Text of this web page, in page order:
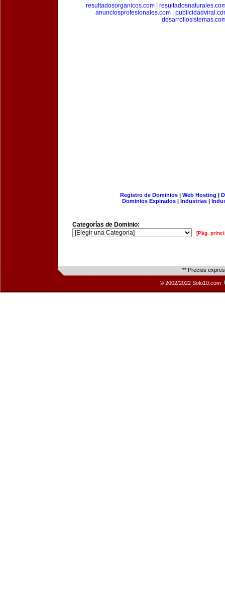
resultadosorganicos.com
anunciosprofesionales.com|
Registro de Dominios| Web Hosting |
Dominios Expirados | Industrias |
Categorías de Dominio:
[Pág.
** Precios
© 2002/2022 Solo10.com